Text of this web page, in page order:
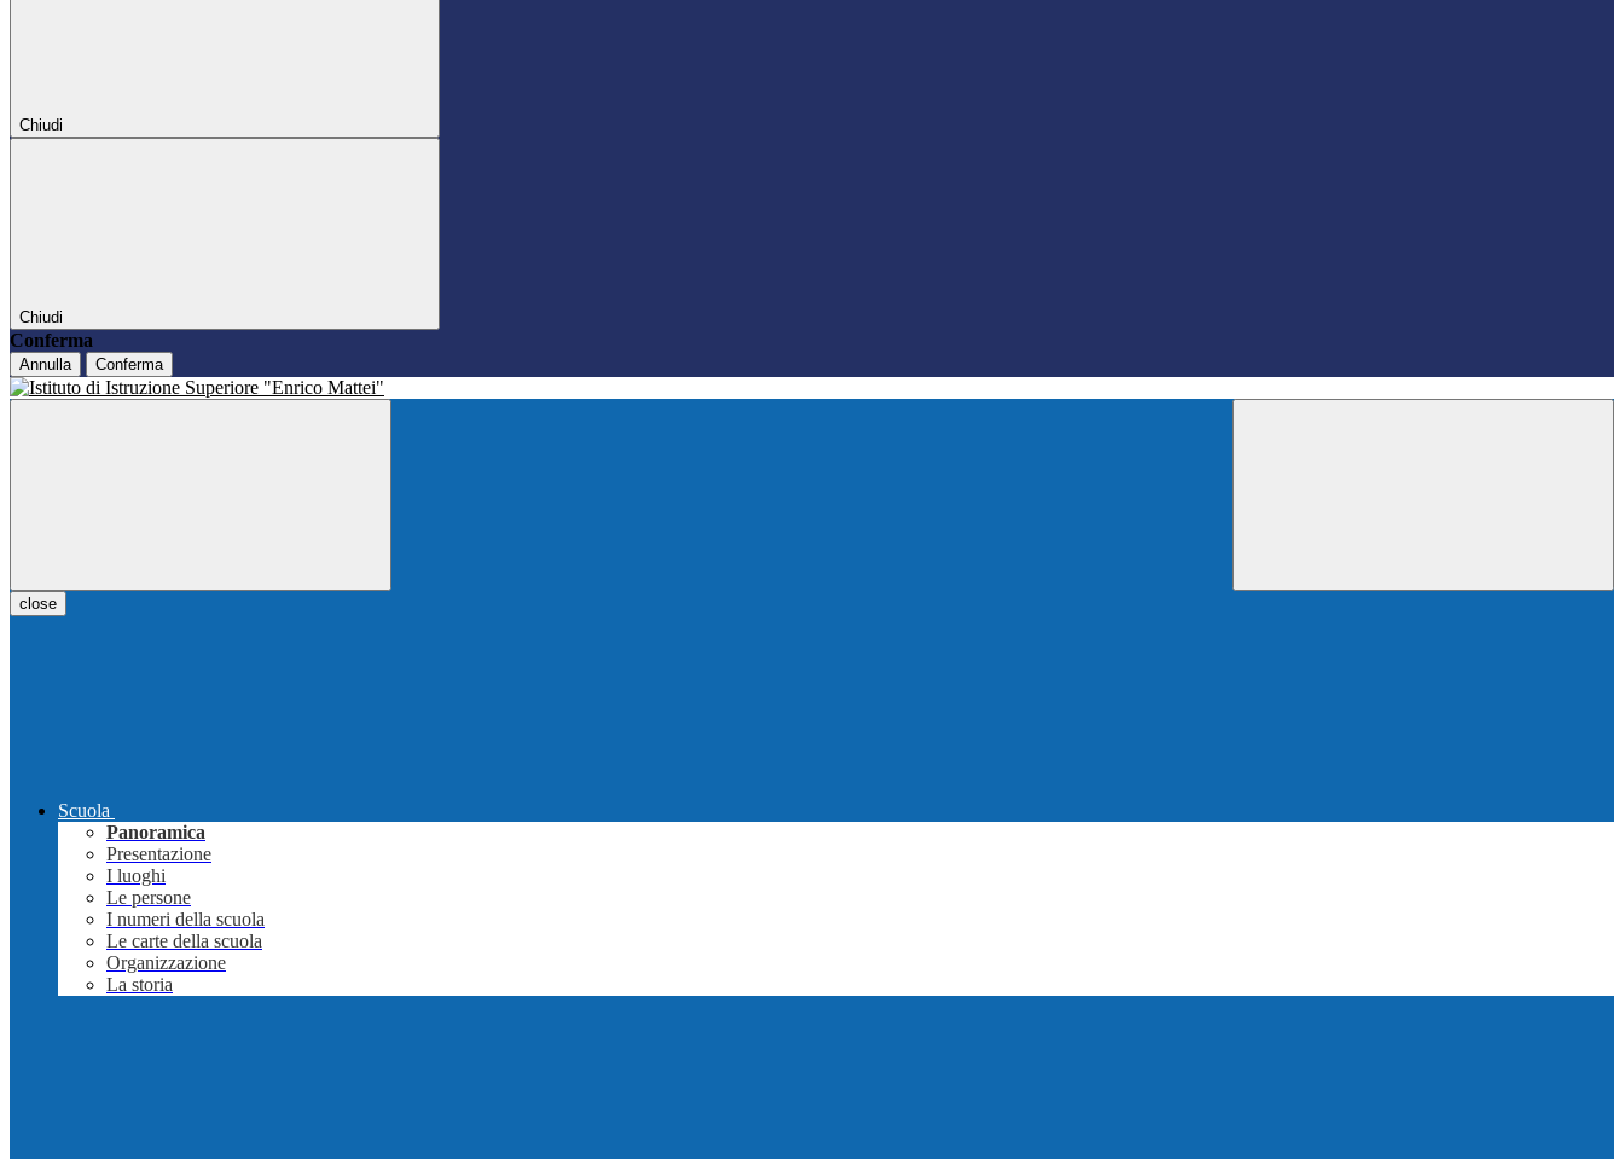
Chiudi
Chiudi
Conferma
Annulla Conferma
close
Scuola
Panoramica
Presentazione
I luoghi
Le persone
I numeri della scuola
Le carte della scuola
Organizzazione
La storia